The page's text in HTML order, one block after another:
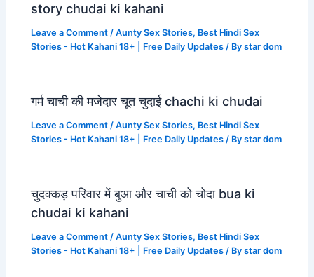
story chudai ki kahani
Leave a Comment /Aunty Sex Stories, Best Hindi Sex
Stories - Hot Kahani 18+ | Free Daily Updates / Bystar dom
गर्म चाची की मजेदार चूत चुदाई chachi ki chudai
Leave a Comment /Aunty Sex Stories, Best Hindi Sex
Stories - Hot Kahani 18+ | Free Daily Updates / Bystar dom
चुदक्कड़ परिवार में बुआ और चाची को चोदा bua ki
chudai ki kahani
Leave a Comment /Aunty Sex Stories, Best Hindi Sex
Stories - Hot Kahani 18+ | Free Daily Updates / Bystar dom